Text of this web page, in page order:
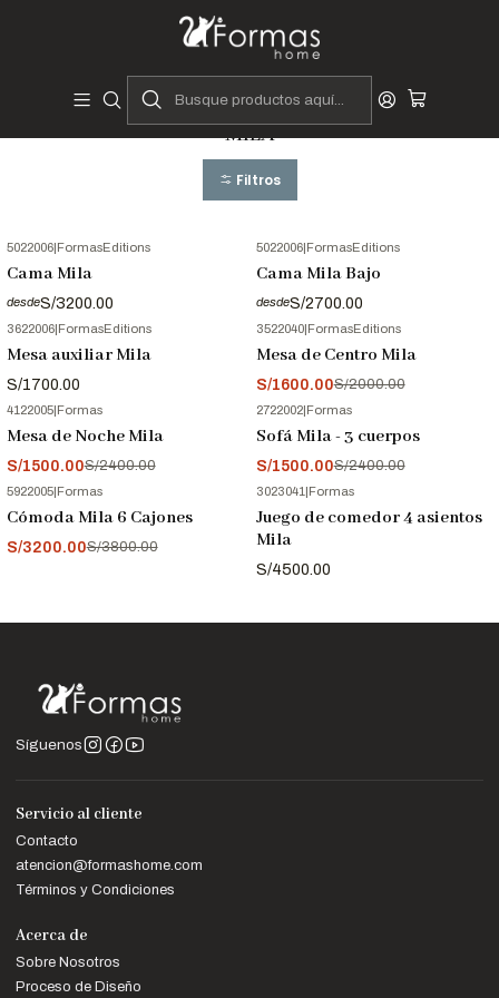
Diseñadores y Fabricantes Peruanos
Colecciones MILA
MILA
Filtros
5022006|FormasEditions
Cama Mila
desdeS/3200.00
5022006|FormasEditions
Cama Mila Bajo
desdeS/2700.00
3622006|FormasEditions
Mesa auxiliar Mila
S/1700.00
OFF
3522040|FormasEditions
Mesa de Centro Mila
S/1600.00S/2000.00
OFF
4122005|Formas
Mesa de Noche Mila
S/1500.00S/2400.00
OFF
2722002|Formas
Sofá Mila - 3 cuerpos
S/1500.00S/2400.00
OFF
5922005|Formas
Cómoda Mila 6 Cajones
S/3200.00S/3800.00
3023041 |Formas
Juego de comedor 4 asientos
Mila
S/4500.00
Síguenos
Servicio al cliente
Contacto
atencion@formashome.com
Términos y Condiciones
Acerca de
Sobre Nosotros
Proceso de Diseño